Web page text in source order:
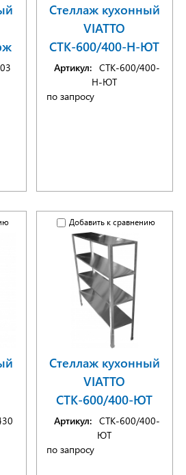
Стеллаж кухонный
VIATTO
СТК-600/400-Н-ЮТ
Артикул: СТК-600/400-
Н-ЮТ
по запросу
Добавить к сравнению
Стеллаж кухонный
VIATTO
СТК-600/400-ЮТ
Артикул: СТК-600/400-
ЮТ
по запросу